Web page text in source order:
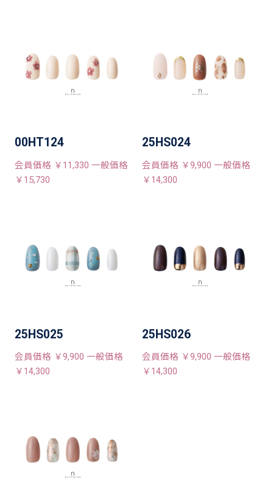
00HT124
会員価格 ￥11,330 一般価格
￥15,730
25HS024
会員価格 ￥9,900 一般価格
￥14,300
25HS025
会員価格 ￥9,900 一般価格
￥14,300
25HS026
会員価格 ￥9,900 一般価格
￥14,300